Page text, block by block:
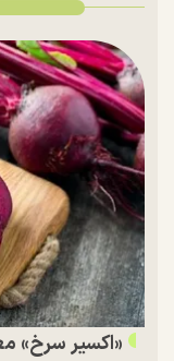
«اکسیر سرخ»